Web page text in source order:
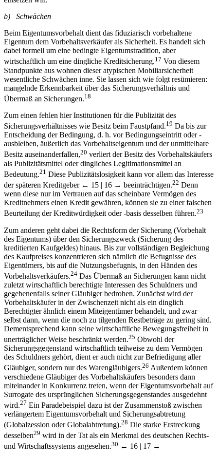
Beim Eigentumsvorbehalt dient das fiduziarisch vorbehaltene
Eigentum dem Vorbehaltsverkäufer als Sicherheit. Es handelt sich
dabei formell um eine bedingte Eigentumstradition, aber
wirtschaftlich um eine dingliche Kreditsicherung.17Von diesem
Standpunkte aus wohnen dieser atypischen Mobiliarsicherheit
wesentliche Schwächen inne. Sie lassen sich wie folgt resümieren:
mangelnde Erkennbarkeit über das Sicherungsverhältnis und
Zum einen fehlen hier Institutionen für die Publizität des
Sicherungsverhältnisses wie Besitz beim Faustpfand.19Da bis zur
Entscheidung der Bedingung, d. h. vor Bedingungseintritt oder -
ausbleiben, äußerlich das Vorbehaltseigentum und der unmittelbare
Besitz auseinanderfallen, 20verliert der Besitz des Vorbehaltskäufers
als Publizitätsmittel oder dingliches Legitimationsmittel an
Bedeutung.
Diese Publizitätslosigkeit kann vor allem das Interesse
der späteren Kreditgeber← 15 | 16 →beeinträchtigen.22Denn
wenn diese nur im Vertrauen auf das scheinbare Vermögen des
Kreditnehmers einen Kredit gewähren, können sie zu einer falschen
Zum anderen geht dabei die Rechtsform der Sicherung (Vorbehalt
des Eigentums) über den Sicherungszweck (Sicherung des
kreditierten Kaufgeldes) hinaus. Bis zur vollständigen Begleichung
des Kaufpreises konzentrieren sich nämlich die Befugnisse des
Eigentümers, bis auf die Nutzungsbefugnis, in den Händen des
Vorbehaltsverkäufers.24Das Übermaß an Sicherungen kann nicht
zuletzt wirtschaftlich berechtigte Interessen des Schuldners und
gegebenenfalls seiner Gläubiger bedrohen. Zunächst wird der
Vorbehaltskäufer in der Zwischenzeit nicht als ein dinglich
Berechtigter ähnlich einem Miteigentümer behandelt, und zwar
selbst dann, wenn die noch zu tilgenden Restbeträge zu gering sind.
Dementsprechend kann seine wirtschaftliche Bewegungsfreiheit in
unerträglicher Weise beschränkt werden.25Obwohl der
Sicherungsgegenstand wirtschaftlich teilweise zu dem Vermögen
des Schuldners gehört, dient er auch nicht zur Befriedigung aller
Gläubiger, sondern nur des Warengläubigers.26Außerdem können
verschiedene Gläubiger des Vorbehaltskäufers besonders dann
miteinander in Konkurrenz treten, wenn der Eigentumsvorbehalt auf
Surrogate des ursprünglichen Sicherungsgegenstandes ausgedehnt
wird.27Ein Paradebeispiel dazu ist der Zusammenstoß zwischen
verlängertem Eigentumsvorbehalt und Sicherungsabtretung
(Globalzession oder Globalabtretung).
Die starke Erstreckung
desselben 29 wird in der Tat als ein Merkmal des deutschen Rechts-